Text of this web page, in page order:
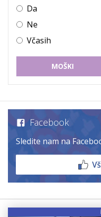
Da
Ne
Včasih
MOŠKI
Facebook
Sledite nam na